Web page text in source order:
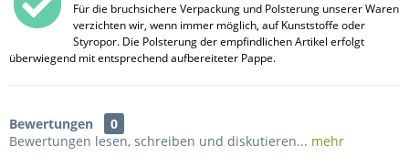
Für die bruchsichere Verpackung und Polsterung unserer Waren
verzichten wir, wenn immer möglich, auf Kunststoffe oder
Styropor. Die Polsterung der empfindlichen Artikel erfolgt
überwiegend mit entsprechend aufbereiteter Pappe.
Bewertungen
0
Bewertungen lesen, schreiben und diskutieren... mehr